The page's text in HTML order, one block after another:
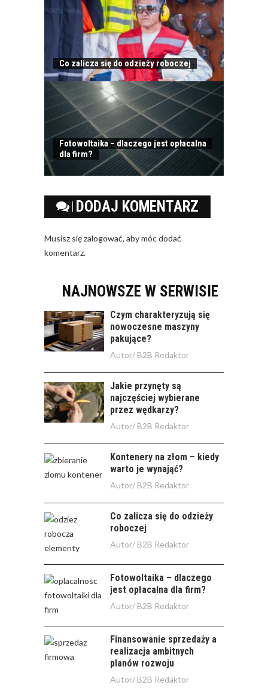
Co zalicza się do odzieży roboczej
Fotowoltaika – dlaczego jest opłacalna
dla firm?
DODAJ KOMENTARZ
Musisz sięzalogować, aby móc dodać
komentarz.
NAJNOWSZE W SERWISIE
Czym charakteryzują się
nowoczesne maszyny
pakujące?
Autor/ B2B Redaktor
Jakie przynęty są
najczęściej wybierane
przez wędkarzy?
Autor/ B2B Redaktor
Kontenery na złom – kiedy
warto je wynająć?
Autor/ B2B Redaktor
Co zalicza się do odzieży
roboczej
Autor/ B2B Redaktor
Fotowoltaika – dlaczego
jest opłacalna dla firm?
Autor/ B2B Redaktor
Finansowanie sprzedaży a
realizacja ambitnych
planów rozwoju
Autor/ B2B Redaktor